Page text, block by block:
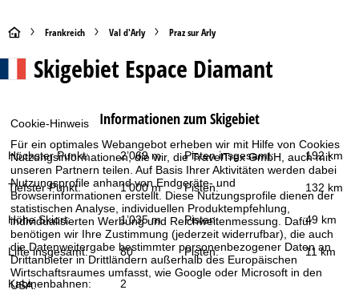
Cookie-Hinweis
Für ein optimales Webangebot erheben wir mit Hilfe von Cookies
Nutzungsinformationen, die wir, die TravelTrex GmbH, auch mit
unseren Partnern teilen. Auf Basis Ihrer Aktivitäten werden dabei
Nutzungsprofile anhand von Endgeräte- und
Browserinformationen erstellt. Diese Nutzungsprofile dienen der
statistischen Analyse, individuellen Produktempfehlung,
individualisierten Werbung und Reichweitenmessung. Dafür
benötigen wir Ihre Zustimmung (jederzeit widerrufbar), die auch
die Datenweitergabe bestimmter personenbezogener Daten an
Drittanbieter in Drittländern außerhalb des Europäischen
Wirtschaftsraumes umfasst, wie Google oder Microsoft in den
USA.
S
r
t
s
e
i
Frankreich Val d'Arly Praz sur Arly
SkigebietEspace Diamant
Informationen zum Skigebiet
Höchster Punkt: 2’069 m Pisten insgesamt: 192 km
Tiefster Punkt: 1’000 m Pisten: 132 km
Höhe Skiort: 1’035 m Pisten: 49 km
Lifte insgesamt: 80 Pisten: 11 km
Kabinenbahnen: 2